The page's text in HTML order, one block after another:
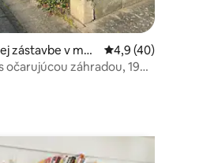
zástavbe v mes
Priemerné
4,9 (40)
očarujúcou záhradou, 19